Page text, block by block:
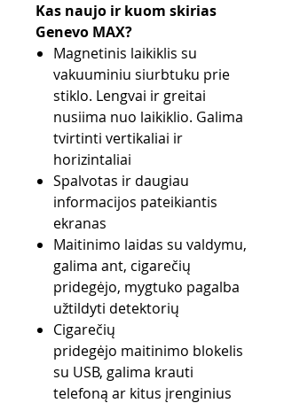
Kas naujo ir kuom skirias
Genevo MAX?
Magnetinis laikiklis su
vakuuminiu siurbtuku prie
stiklo. Lengvai ir greitai
nusiima nuo laikiklio. Galima
tvirtinti vertikaliai ir
horizintaliai
Spalvotas ir daugiau
informacijos pateikiantis
ekranas
Maitinimo laidas su valdymu,
galima ant, cigarečių
pridegėjo, mygtuko pagalba
užtildyti detektorių
Cigarečių
pridegėjo maitinimo blokelis
su USB, galima krauti
telefoną ar kitus įrenginius